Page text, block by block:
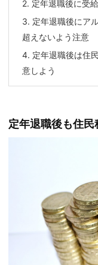
2. 定年退職後に受
3. 定年退職後にア
超えないよう注意
4. 定年退職後は住
意しよう
定年退職後も住